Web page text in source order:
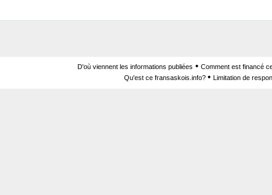
D'où viennent les informations publiées • Comment est financé
Qu'est ce fransaskois.info? • Limitation de